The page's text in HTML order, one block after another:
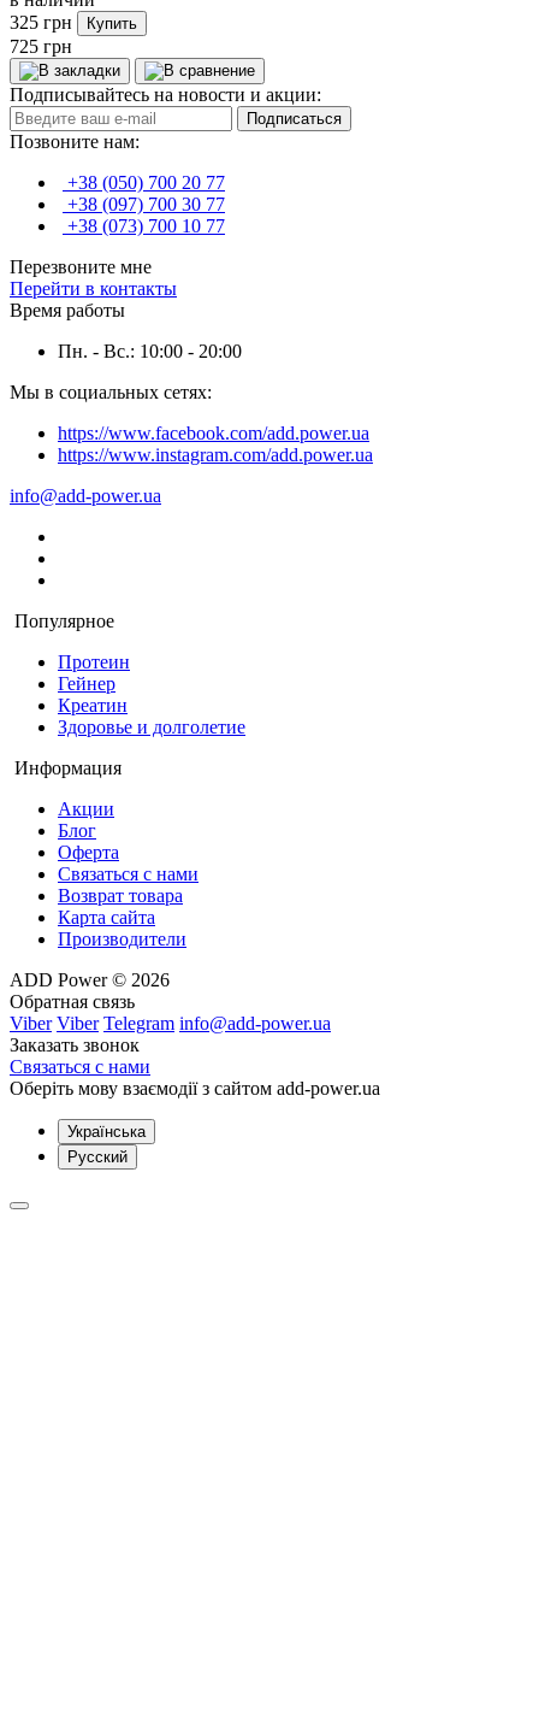
325 грн
Купить
725 грн
Подписывайтесь на новости и акции:
Подписаться
Позвоните нам:
+38 (050) 700 20 77
+38 (097) 700 30 77
+38 (073) 700 10 77
Перезвоните мне
Перейти в контакты
Время работы
Пн. - Вс.: 10:00 - 20:00
Мы в социальных сетях:
https://www.facebook.com/add.power.ua
https://www.instagram.com/add.power.ua
info@add-power.ua
Популярное
Протеин
Гейнер
Креатин
Здоровье и долголетие
Информация
Акции
Блог
Оферта
Связаться с нами
Возврат товара
Карта сайта
Производители
ADD Power © 2026
Обратная связь
Viber Viber Telegram info@add-power.ua
Заказать звонок
Связаться с нами
Оберіть мову взаємодії з сайтом add-power.ua
Українська
Русский